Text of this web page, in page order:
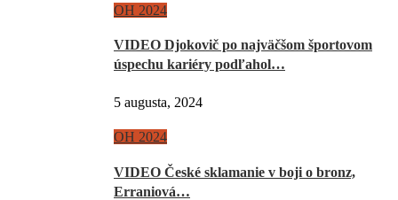
OH 2024
VIDEO Djokovič po najväčšom športovom
úspechu kariéry podľahol…
5 augusta, 2024
OH 2024
VIDEO České sklamanie v boji o bronz,
Erraniová…